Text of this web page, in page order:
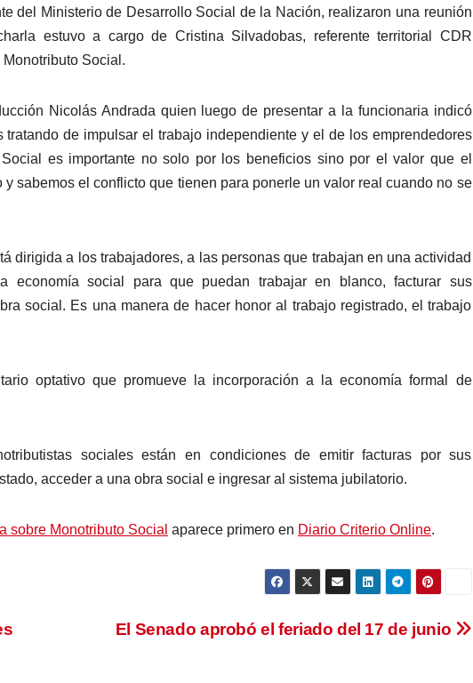
del Ministerio de Desarrollo Social de la Nación, realizaron una reunión
estuvo a cargo de Cristina Silvadobas, referente territorial CDR
Social.
Nicolás Andrada quien luego de presentar a la funcionaria indicó
tratando de impulsar el trabajo independiente y el de los emprendedores
es importante no solo por los beneficios sino por el valor que el
sabemos el conflicto que tienen para ponerle un valor real cuando no se
dirigida a los trabajadores, a las personas que trabajan en una actividad
social para que puedan trabajar en blanco, facturar sus
social. Es una manera de hacer honor al trabajo registrado, el trabajo
optativo que promueve la incorporación a la economía formal de
sociales están en condiciones de emitir facturas por sus
acceder a una obra social e ingresar al sistema jubilatorio.
sobre Monotributo Social aparece primero en Diario Criterio Online.
El Senado aprobó el feriado del 17 de junio